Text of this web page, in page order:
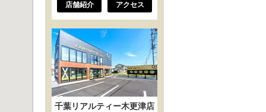
店舗紹介 アクセス
千葉リアルティー木更津店